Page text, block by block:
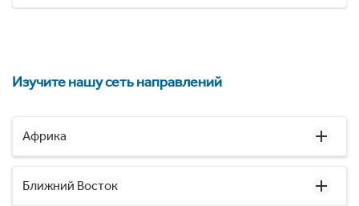
Изучите нашу сеть направлений
Африка
Ближний Восток